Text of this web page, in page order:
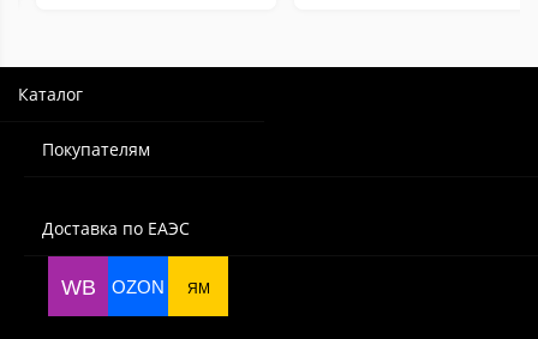
Каталог
Покупателям
Доставка по ЕАЭС
WB OZON ЯМ